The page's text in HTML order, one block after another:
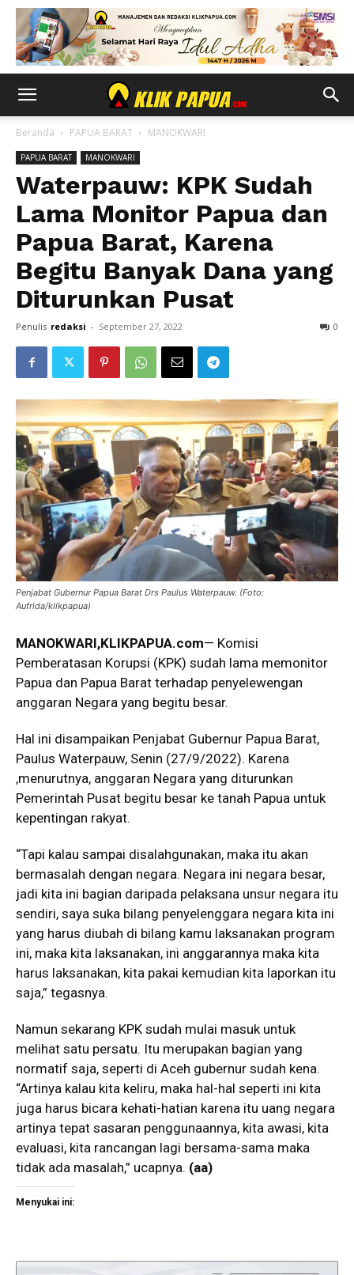
Beranda PAPUA BARAT MANOKWARI
PAPUA BARAT MANOKWARI
Waterpauw: KPK Sudah
Lama Monitor Papua dan
Papua Barat, Karena
Begitu Banyak Dana yang
Diturunkan Pusat
Penulis redaksi - September 27, 2022 0
Penjabat Gubernur Papua Barat Drs Paulus Waterpauw. (Foto:
Aufrida/klikpapua)
MANOKWARI,KLIKPAPUA.com— Komisi
Pemberatasan Korupsi (KPK) sudah lama memonitor
Papua dan Papua Barat terhadap penyelewengan
anggaran Negara yang begitu besar.
Hal ini disampaikan Penjabat Gubernur Papua Barat,
Paulus Waterpauw, Senin (27/9/2022). Karena
,menurutnya, anggaran Negara yang diturunkan
Pemerintah Pusat begitu besar ke tanah Papua untuk
kepentingan rakyat.
“Tapi kalau sampai disalahgunakan, maka itu akan
bermasalah dengan negara. Negara ini negara besar,
jadi kita ini bagian daripada pelaksana unsur negara itu
sendiri, saya suka bilang penyelenggara negara kita ini
yang harus diubah di bilang kamu laksanakan program
ini, maka kita laksanakan, ini anggarannya maka kita
harus laksanakan, kita pakai kemudian kita laporkan itu
saja,” tegasnya.
Namun sekarang KPK sudah mulai masuk untuk
melihat satu persatu. Itu merupakan bagian yang
normatif saja, seperti di Aceh gubernur sudah kena.
“Artinya kalau kita keliru, maka hal-hal seperti ini kita
juga harus bicara kehati-hatian karena itu uang negara
artinya tepat sasaran penggunaannya, kita awasi, kita
evaluasi, kita rancangan lagi bersama-sama maka
tidak ada masalah,” ucapnya. (aa)
Menyukai ini: